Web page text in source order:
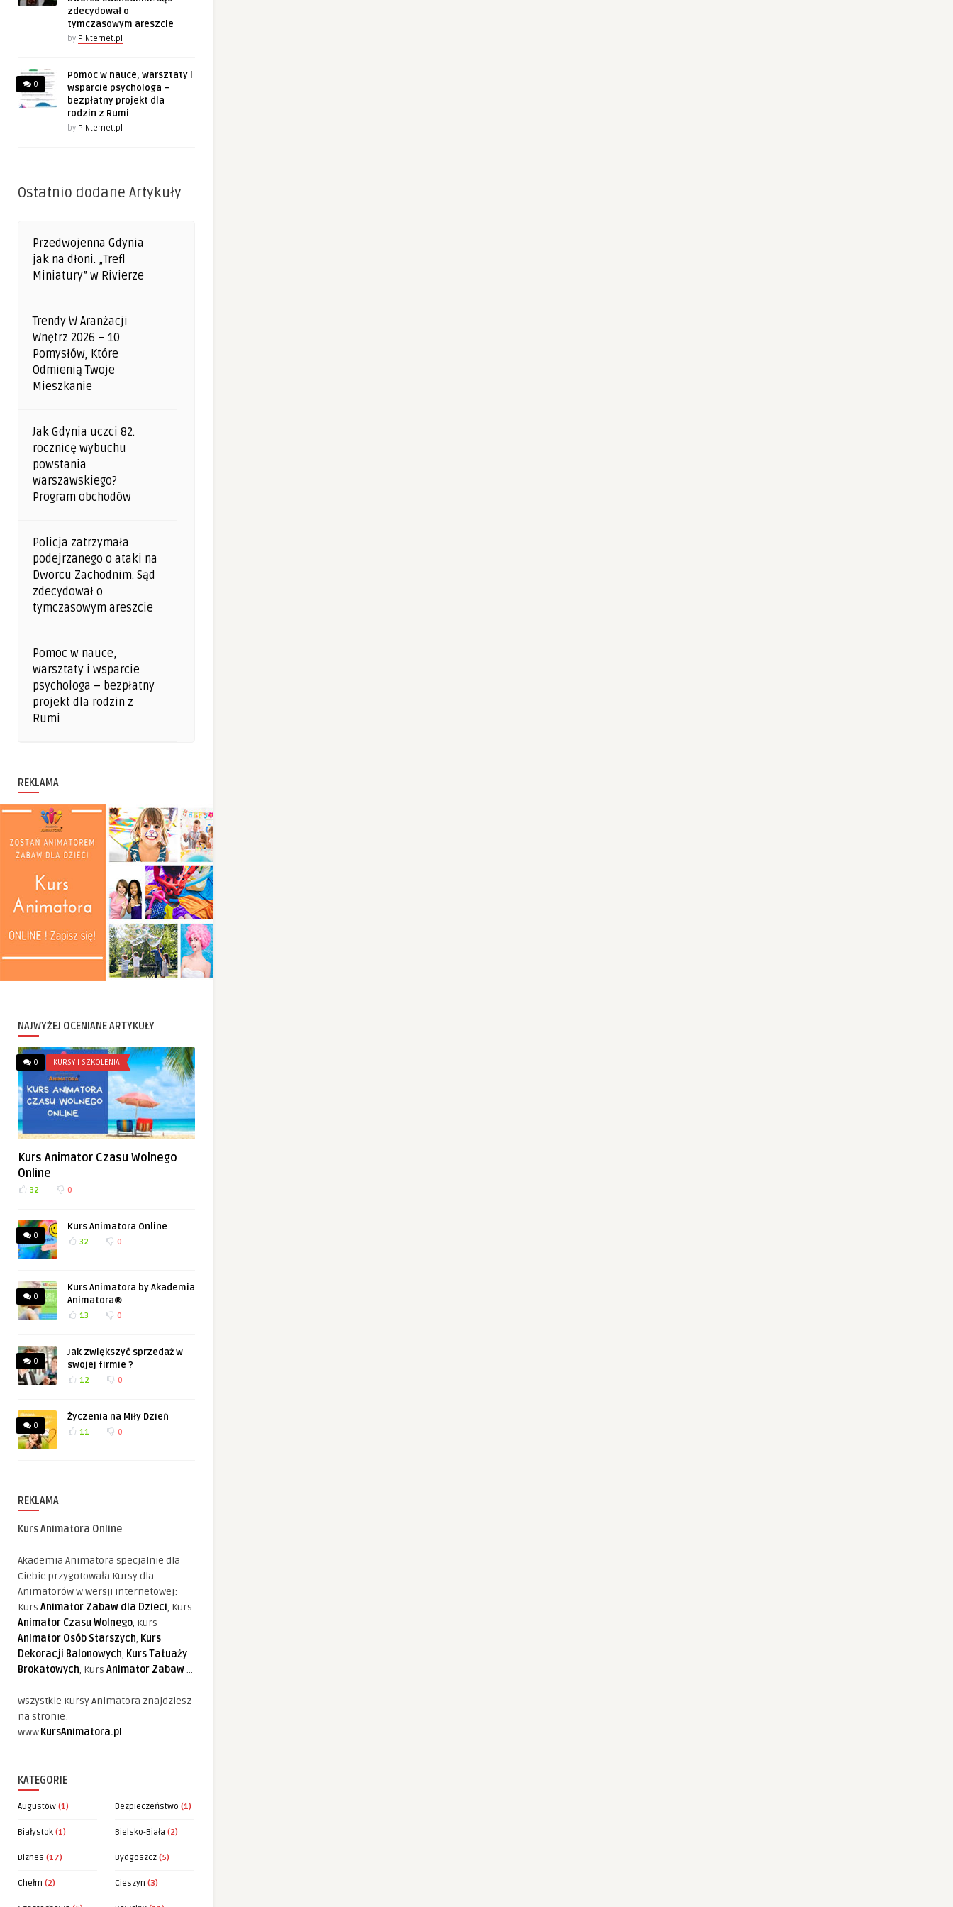
zdecydował o
tymczasowym areszcie
by PINternet.pl
0
Pomoc w nauce, warsztaty i
wsparcie psychologa –
bezpłatny projekt dla
rodzin z Rumi
by PINternet.pl
Ostatnio dodane Artykuły
Przedwojenna Gdynia
jak na dłoni. „Trefl
Miniatury” w Rivierze
Trendy W Aranżacji
Wnętrz 2026 – 10
Pomysłów, Które
Odmienią Twoje
Mieszkanie
Jak Gdynia uczci 82.
rocznicę wybuchu
powstania
warszawskiego?
Program obchodów
Policja zatrzymała
podejrzanego o ataki na
Dworcu Zachodnim. Sąd
zdecydował o
tymczasowym areszcie
Pomoc w nauce,
warsztaty i wsparcie
psychologa – bezpłatny
projekt dla rodzin z
Rumi
REKLAMA
NAJWYŻEJ OCENIANE ARTYKUŁY
0 KURSY I SZKOLENIA
Kurs Animator Czasu Wolnego
Online
32 0
0
Kurs Animatora Online
32 0
0
Kurs Animatora by Akademia
Animatora®
13 0
0
Jak zwiększyć sprzedaż w
swojej firmie ?
12 0
0
Życzenia na Miły Dzień
11 0
REKLAMA
Kurs Animatora Online
Akademia Animatora specjalnie dla
Ciebie przygotowała Kursy dla
Animatorów w wersji internetowej:
Kurs Animator Zabaw dla Dzieci, Kurs
Animator Czasu Wolnego, Kurs
Animator Osób Starszych, Kurs
Dekoracji Balonowych, Kurs Tatuaży
Brokatowych, Kurs Animator Zabaw...
Wszystkie Kursy Animatora znajdziesz
na stronie:
www.KursAnimatora.pl
KATEGORIE
Augustów (1) Bezpieczeństwo (1)
Białystok (1) Bielsko-Biała (2)
Biznes (17) Bydgoszcz (5)
Chełm (2) Cieszyn (3)